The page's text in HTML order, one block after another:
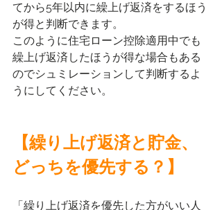
てから5年以内に繰上げ返済をするほう
が得と判断できます。
このように住宅ローン控除適用中でも
繰上げ返済したほうが得な場合もある
のでシュミレーションして判断するよ
うにしてください。
【繰り上げ返済と貯金、
どっちを優先する？】
「繰り上げ返済を優先した方がいい人